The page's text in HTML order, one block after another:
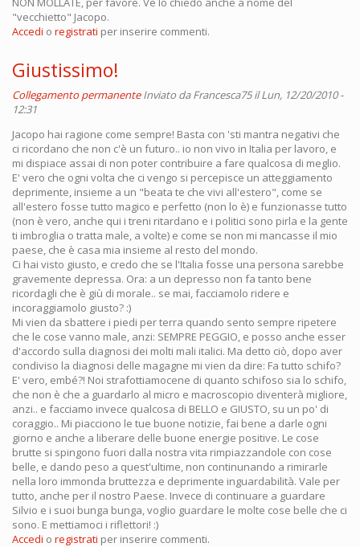
"vecchietto" Jacopo.
Accedi o registrati per inserire commenti.
Giustissimo!
Collegamento permanente Inviato daFrancesca75il Lun, 12/20/2010 -
12:31
Jacopo hai ragione come sempre! Basta con 'sti mantra negativi che
ci ricordano che non c'è un futuro.. io non vivo in Italia per lavoro, e
mi dispiace assai di non poter contribuire a fare qualcosa di meglio.
E' vero che ogni volta che ci vengo si percepisce un atteggiamento
deprimente, insieme a un "beata te che vivi all'estero", come se
all'estero fosse tutto magico e perfetto (non lo è) e funzionasse tutto
(non è vero, anche qui i treni ritardano e i politici sono pirla e la gente
ti imbroglia o tratta male, a volte) e come se non mi mancasse il mio
paese, che è casa mia insieme al resto del mondo.
Ci hai visto giusto, e credo che se l'Italia fosse una persona sarebbe
gravemente depressa. Ora: a un depresso non fa tanto bene
ricordagli che è giù di morale.. se mai, facciamolo ridere e
incoraggiamolo giusto? :)
Mi vien da sbattere i piedi per terra quando sento sempre ripetere
che le cose vanno male, anzi: SEMPRE PEGGIO, e posso anche esser
d'accordo sulla diagnosi dei molti mali italici. Ma detto ciò, dopo aver
condiviso la diagnosi delle magagne mi vien da dire: Fa tutto schifo?
E' vero, embé?! Noi strafottiamocene di quanto schifoso sia lo schifo,
che non è che a guardarlo al micro e macroscopio diventerà migliore,
anzi.. e facciamo invece qualcosa di BELLO e GIUSTO, su un po' di
coraggio.. Mi piacciono le tue buone notizie, fai bene a darle ogni
giorno e anche a liberare delle buone energie positive. Le cose
brutte si spingono fuori dalla nostra vita rimpiazzandole con cose
belle, e dando peso a quest'ultime, non continunando a rimirarle
nella loro immonda bruttezza e deprimente inguardabilità. Vale per
tutto, anche per il nostro Paese. Invece di continuare a guardare
Silvio e i suoi bunga bunga, voglio guardare le molte cose belle che ci
sono. E mettiamoci i riflettori! :)
Accedi o registrati per inserire commenti.